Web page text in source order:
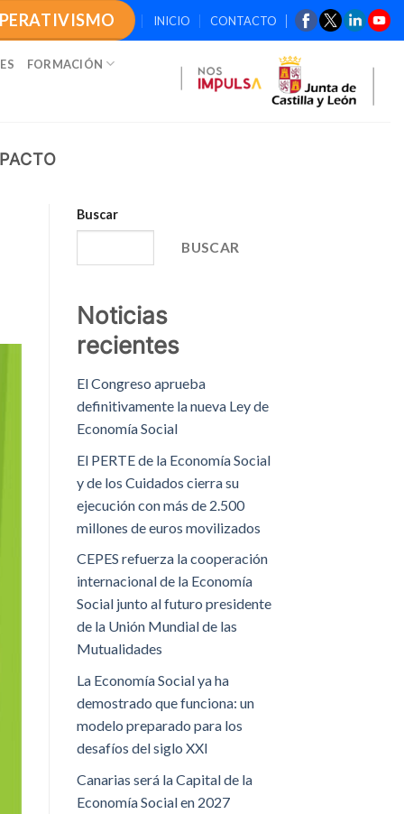
INICIO CONTACTO
FORMACIÓN
Buscar
BUSCAR
Noticias
recientes
El Congreso aprueba
definitivamente la nueva Ley de
Economía Social
El PERTE de la Economía Social
y de los Cuidados cierra su
ejecución con más de 2.500
millones de euros movilizados
CEPES refuerza la cooperación
internacional de la Economía
Social junto al futuro presidente
de la Unión Mundial de las
Mutualidades
La Economía Social ya ha
demostrado que funciona: un
modelo preparado para los
desafíos del siglo XXI
Canarias será la Capital de la
Economía Social en 2027